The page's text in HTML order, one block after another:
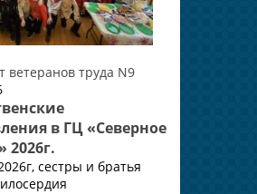
ветеранов труда N9
в ГЦ «Северное
2026г.
сестры и братья